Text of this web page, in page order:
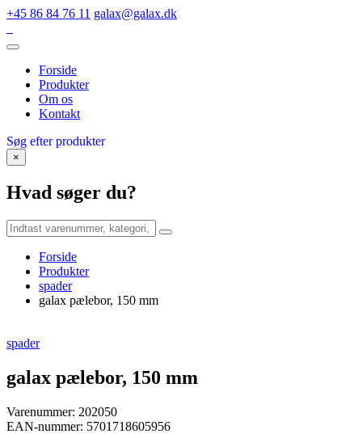
+45 86 84 76 11 galax@galax.dk
Forside
Produkter
Om os
Kontakt
Søg efter produkter
×
Hvad søger du?
Forside
Produkter
spader
galax pælebor, 150 mm
spader
galax pælebor, 150 mm
Varenummer: 202050
EAN-nummer: 5701718605956